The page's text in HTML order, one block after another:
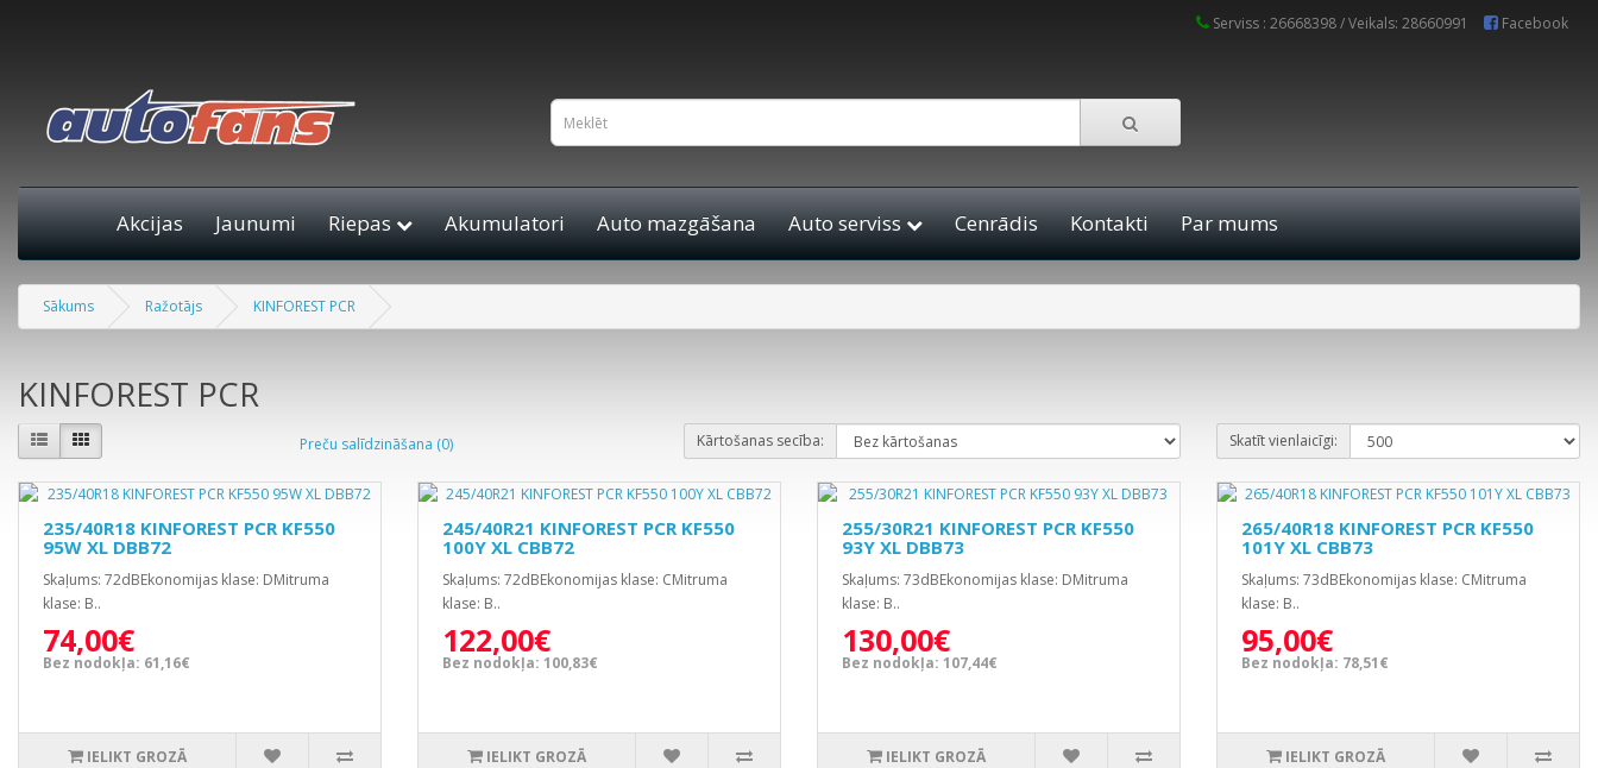
Serviss : 26668398 / Veikals: 28660991 Facebook
Akcijas Jaunumi Riepas Akumulatori Auto mazgāšana Auto serviss Cenrādis Kontakti Par mums
Sākums Ražotājs KINFOREST PCR
KINFOREST PCR
Preču salīdzināšana (0) Kārtošanas secība: Skatīt vienlaicīgi:
235/40R18 KINFOREST PCR KF550
95W XL DBB72
Skaļums: 72dBEkonomijas klase: DMitruma
klase: B..
74,00€
Bez nodokļa: 61,16€
IELIKT GROZĀ
245/40R21 KINFOREST PCR KF550
100Y XL CBB72
Skaļums: 72dBEkonomijas klase: CMitruma
klase: B..
122,00€
Bez nodokļa: 100,83€
IELIKT GROZĀ
255/30R21 KINFOREST PCR KF550
93Y XL DBB73
Skaļums: 73dBEkonomijas klase: DMitruma
klase: B..
130,00€
Bez nodokļa: 107,44€
IELIKT GROZĀ
265/40R18 KINFOREST PCR KF550
101Y XL CBB73
Skaļums: 73dBEkonomijas klase: CMitruma
klase: B..
95,00€
Bez nodokļa: 78,51€
IELIKT GROZĀ